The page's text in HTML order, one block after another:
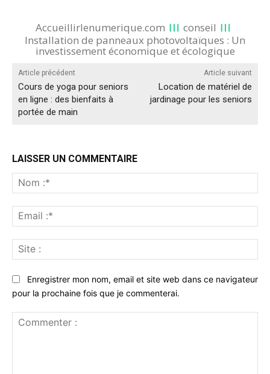
Accueillirlenumerique.com
conseil
Installation de panneaux photovoltaïques : Un
investissement économique et écologique
Article précédent
Cours de yoga pour seniors
en ligne : des bienfaits à
portée de main
Article suivant
Location de matériel de
jardinage pour les seniors
LAISSER UN COMMENTAIRE
:*
:*
:
Enregistrer mon nom, email et site web dans ce navigateur
pour la prochaine fois que je commenterai.